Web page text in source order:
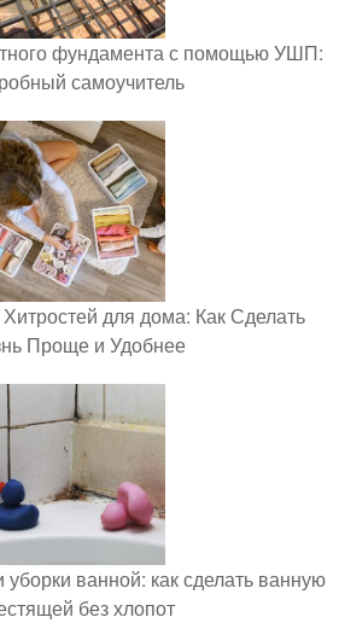
фундамента с помощью УШП:
самоучитель
для дома: Как Сделать
Проще и Удобнее
ванной: как сделать ванную
без хлопот